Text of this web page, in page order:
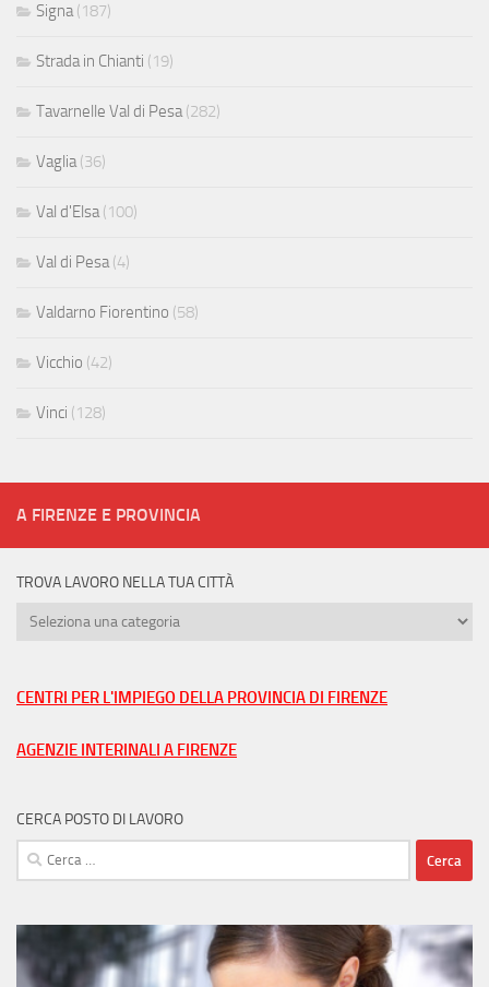
Signa(187)
Strada in Chianti (19)
Tavarnelle Val di Pesa(282)
Vaglia(36)
Val d'Elsa(100)
Val di Pesa(4)
Valdarno Fiorentino (58)
Vicchio (42)
Vinci (128)
A FIRENZE E PROVINCIA
TROVA LAVORO NELLA TUA CITTÀ
Trova
tua
CENTRI PER L'IMPIEGO DELLA PROVINCIA DI FIRENZE
AGENZIE INTERINALI A FIRENZE
CERCA POSTO DI LAVORO
Ricerca
per: